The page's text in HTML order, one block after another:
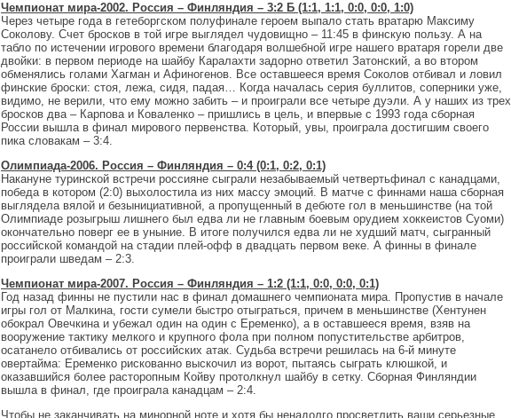
Чемпионат мира-2002. Россия – Финляндия – 3:2 Б (1:1, 1:1, 0:0, 0:0, 1:0)
Через четыре года в гетеборгском полуфинале героем выпало стать вратарю Максиму
Соколову. Счет бросков в той игре выглядел чудовищно – 11:45 в финскую пользу. А на
табло по истечении игрового времени благодаря волшебной игре нашего вратаря горели две
двойки: в первом периоде на шайбу Каралахти задорно ответил Затонский, а во втором
обменялись голами Хагман и Афиногенов. Все оставшееся время Соколов отбивал и ловил
финские броски: стоя, лежа, сидя, падая… Когда началась серия буллитов, соперники уже,
видимо, не верили, что ему можно забить – и проиграли все четыре дуэли. А у наших из трех
бросков два – Карпова и Коваленко – пришлись в цель, и впервые с 1993 года сборная
России вышла в финал мирового первенства. Который, увы, проиграла достигшим своего
пика словакам – 3:4.
Олимпиада-2006. Россия – Финляндия – 0:4 (0:1, 0:2, 0:1)
Накануне туринской встречи россияне сыграли незабываемый четвертьфинал с канадцами,
победа в котором (2:0) выхолостила из них массу эмоций. В матче с финнами наша сборная
выглядела вялой и безынициативной, а пропущенный в дебюте гол в меньшинстве (на той
Олимпиаде розыгрыш лишнего был едва ли не главным боевым орудием хоккеистов Суоми)
окончательно поверг ее в уныние. В итоге получился едва ли не худший матч, сыгранный
российской командой на стадии плей-офф в двадцать первом веке. А финны в финале
проиграли шведам – 2:3.
Чемпионат мира-2007. Россия – Финляндия – 1:2 (1:1, 0:0, 0:0, 0:1)
Год назад финны не пустили нас в финал домашнего чемпионата мира. Пропустив в начале
игры гол от Малкина, гости сумели быстро отыграться, причем в меньшинстве (Хентунен
обокрал Овечкина и убежал один на один с Еременко), а в оставшееся время, взяв на
вооружение тактику мелкого и крупного фола при полном попустительстве арбитров,
осатанело отбивались от российских атак. Судьба встречи решилась на 6-й минуте
овертайма: Еременко рискованно выскочил из ворот, пытаясь сыграть клюшкой, и
оказавшийся более расторопным Койву протолкнул шайбу в сетку. Сборная Финляндии
вышла в финал, где проиграла канадцам – 2:4.
Чтобы не заканчивать на минорной ноте и хотя бы ненадолго просветлить ваши серьезные